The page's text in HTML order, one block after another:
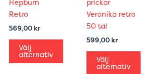
Hepburn
Retro
569,00kr
Välj
alternativ
olika
kan
väljas
prickar
Veronika retro
50 tal
599,00kr
Välj
alternativ
olika
alternativen
väljas
produktsidan